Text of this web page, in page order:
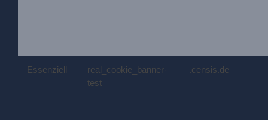
Essenziell
real_cookie_banner-
test
.censis.de